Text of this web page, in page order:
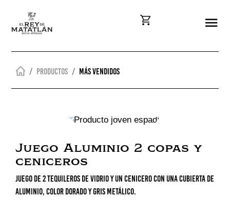
Productos Más vendidos
Juego Aluminio 2 copas y
ceniceros
Juego de 2 tequileros de vidrio y un cenicero con una cubierta de
aluminio, color dorado y gris metálico.